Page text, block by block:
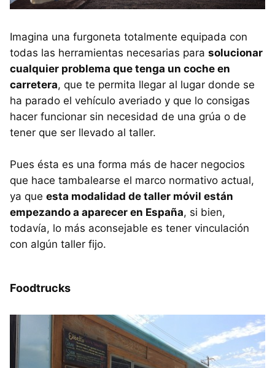
Imagina una furgoneta totalmente equipada con
todas las herramientas necesarias para solucionar
cualquier problema que tenga un coche en
carretera, que te permita llegar al lugar donde se
ha parado el vehículo averiado y que lo consigas
hacer funcionar sin necesidad de una grúa o de
tener que ser llevado al taller.
Pues ésta es una forma más de hacer negocios
que hace tambalearse el marco normativo actual,
ya que esta modalidad de taller móvil están
empezando a aparecer en España, si bien,
todavía, lo más aconsejable es tener vinculación
con algún taller fijo.
Foodtrucks